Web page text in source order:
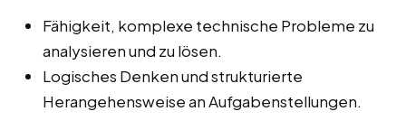
Fähigkeit, komplexe technische Probleme zu
analysieren und zu lösen.
Logisches Denken und strukturierte
Herangehensweise an Aufgabenstellungen.